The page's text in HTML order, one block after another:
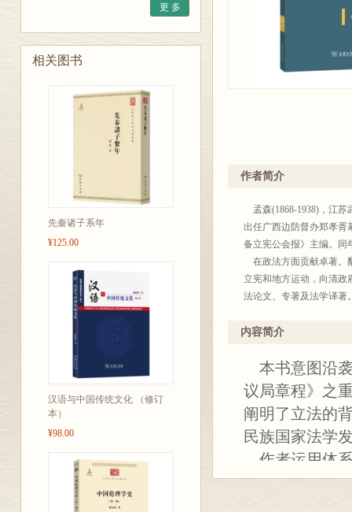
更 多
相关图书
先秦诸子系年
¥125.00
汉语与中国传统文化 （修订
本）
¥98.00
作者简介
孟森(1868-1938)，江苏
出任广西边防督办郑孝胥
备立宪公会报》主编。同
在政法方面贡献卓著。
立宪和地方运动，向清政
法论文、专著及法学译著
内容简介
本书意图沿
议局章程》之
阐明了立法的
民族国家法学
作者运用体
出精准的解释